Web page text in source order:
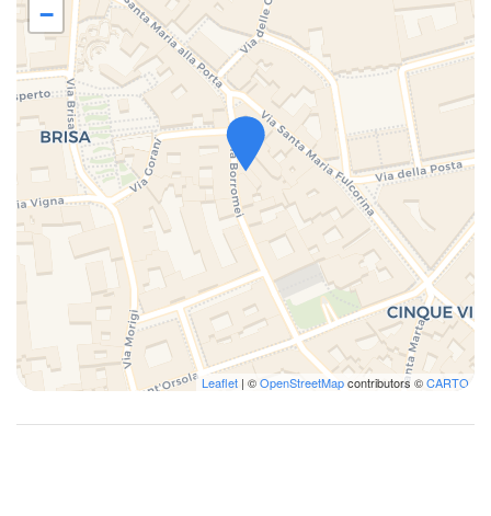
−
Leaflet | ©OpenStreetMapcontributors ©CARTO